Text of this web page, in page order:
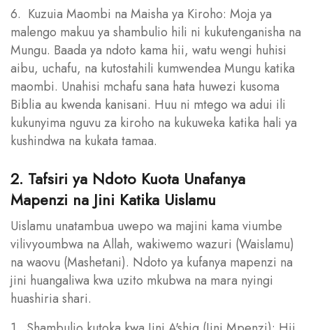
6. Kuzuia Maombi na Maisha ya Kiroho: Moja ya
malengo makuu ya shambulio hili ni kukutenganisha na
Mungu. Baada ya ndoto kama hii, watu wengi huhisi
aibu, uchafu, na kutostahili kumwendea Mungu katika
maombi. Unahisi mchafu sana hata huwezi kusoma
Biblia au kwenda kanisani. Huu ni mtego wa adui ili
kukunyima nguvu za kiroho na kukuweka katika hali ya
kushindwa na kukata tamaa.
2. Tafsiri ya Ndoto Kuota Unafanya
Mapenzi na Jini Katika Uislamu
Uislamu unatambua uwepo wa majini kama viumbe
vilivyoumbwa na Allah, wakiwemo wazuri (Waislamu)
na waovu (Mashetani). Ndoto ya kufanya mapenzi na
jini huangaliwa kwa uzito mkubwa na mara nyingi
huashiria shari.